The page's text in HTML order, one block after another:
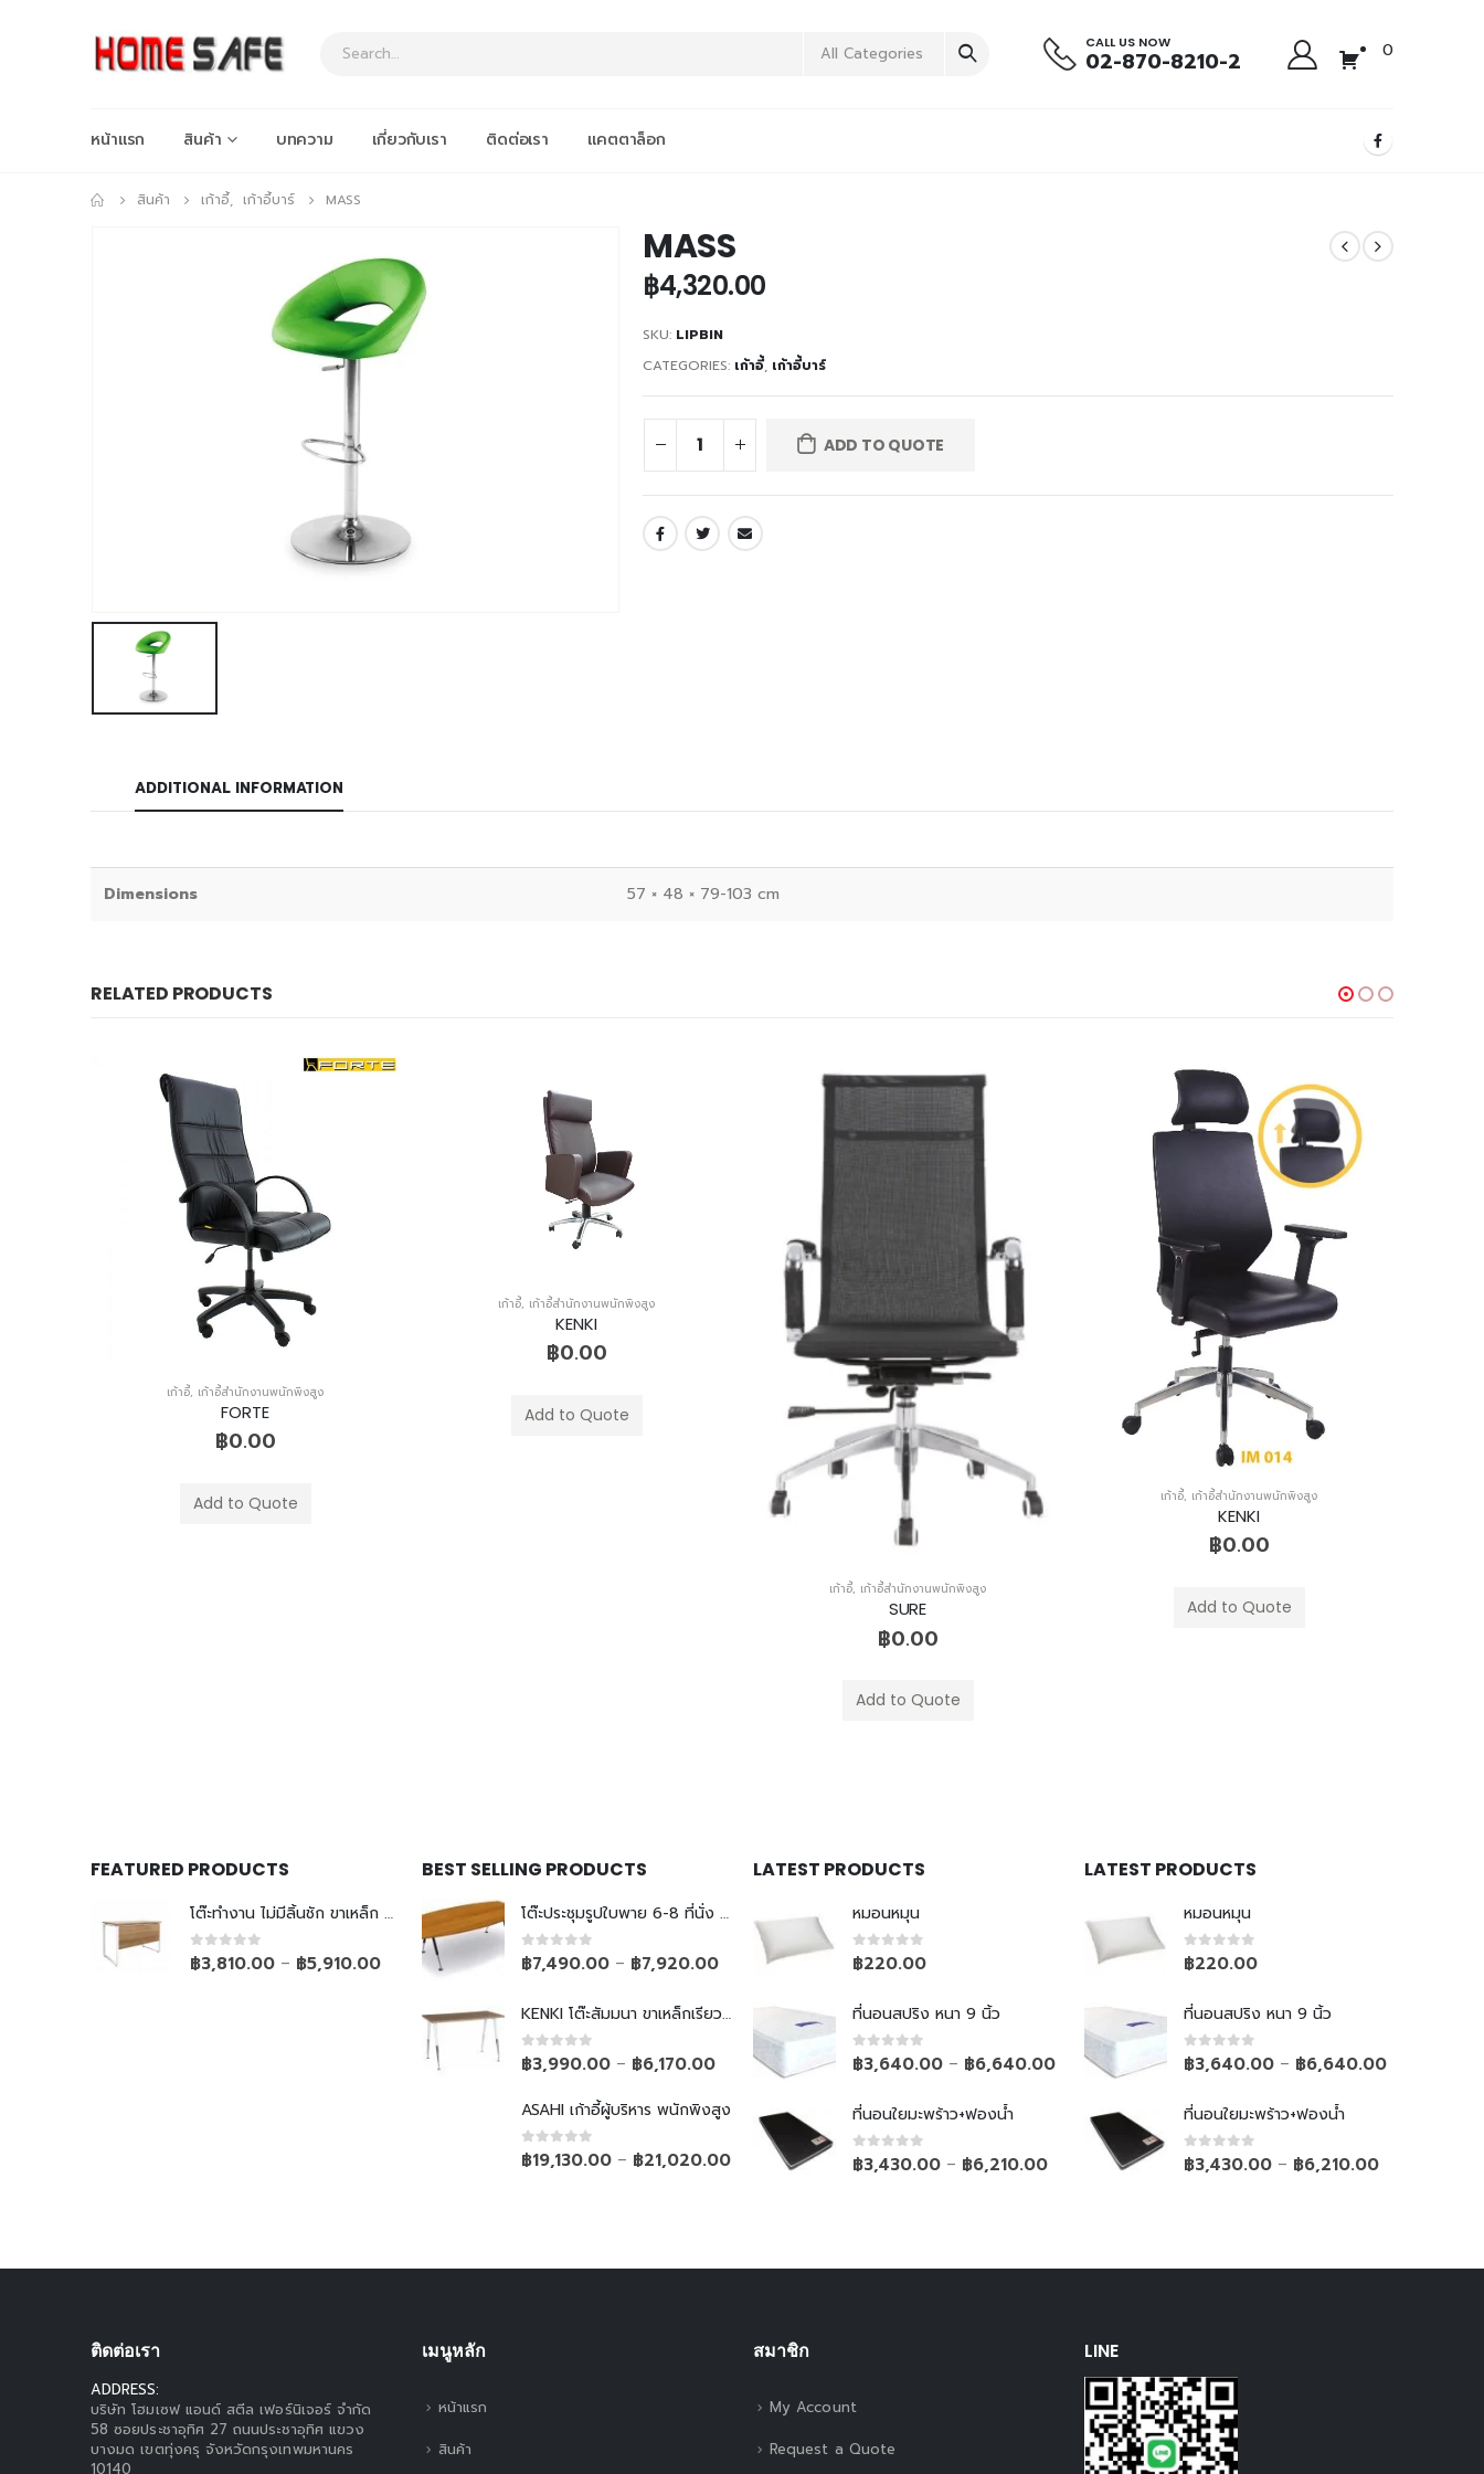
All Categories
CALL US NOW
02-870-8210-2 0
หน้าแรก สินค้า บทความ เกี่ยวกับเรา ติดต่อเรา แคตตาล็อก
สินค้า เก้าอี้, เก้าอี้บาร์ MASS
MASS
฿4,320.00
SKU: LIPBIN
CATEGORIES: เก้าอี้, เก้าอี้บาร์
ADD TO QUOTE
ADDITIONAL INFORMATION
Dimensions 57 × 48 × 79-103 cm
RELATED PRODUCTS
เก้าอี้สำนักงานพนักพิงสูง
KENKI
Add to Quote
เก้าอี้สำนักงานพนักพิงสูง
KENKI
0.00
Add to Quote
เก้าอี้,เก้าอี้สำนักงานพนักพิงสูง
KENKI
฿0.00
Add to Quote
FEATURED PRODUCTS
โต๊ะทำงาน ไม่มีลิ้นชัก ขาเหล็ก Top ยกลอย
0out of 5
฿3,810.00 – ฿5,910.00
BEST SELLING PRODUCTS
โต๊ะประชุมรูปใบพาย 6-8 ที่นั่ง ขาเหล็กเรียว
0out of 5
฿7,490.00 – ฿7,920.00
KENKI โต๊ะสัมมนา ขาเหล็กเรียวพับไม่ได้
0out of 5
฿3,990.00 – ฿6,170.00
ASAHI เก้าอี้ผู้บริหาร พนักพิงสูง
0out of 5
฿19,130.00 – ฿21,020.00
LATEST PRODUCTS
หมอนหมุน
0out of 5
฿220.00
ที่นอนสปริง หนา 9 นิ้ว
0out of 5
฿3,640.00 – ฿6,640.00
ที่นอนใยมะพร้าว+ฟองน้ำ
0out of 5
฿3,430.00 – ฿6,210.00
LATEST PRODUCTS
หมอนหมุน
0out of 5
฿220.00
ที่นอนสปริง หนา 9 นิ้ว
0out of 5
฿3,640.00 – ฿6,640.00
ที่นอนใยมะพร้าว+ฟองน้ำ
0out of 5
฿3,430.00 – ฿6,210.00
ติดต่อเรา
ADDRESS:
บริษัท โฮมเซฟ แอนด์ สตีล เฟอร์นิเจอร์ จำกัด
58 ซอยประชาอุทิศ 27 ถนนประชาอุทิศ แขวง
บางมด เขตทุ่งครุ จังหวัดกรุงเทพมหานคร
10140
เมนูหลัก
หน้าแรก
สินค้า
สมาชิก
My Account
Request a Quote
LINE